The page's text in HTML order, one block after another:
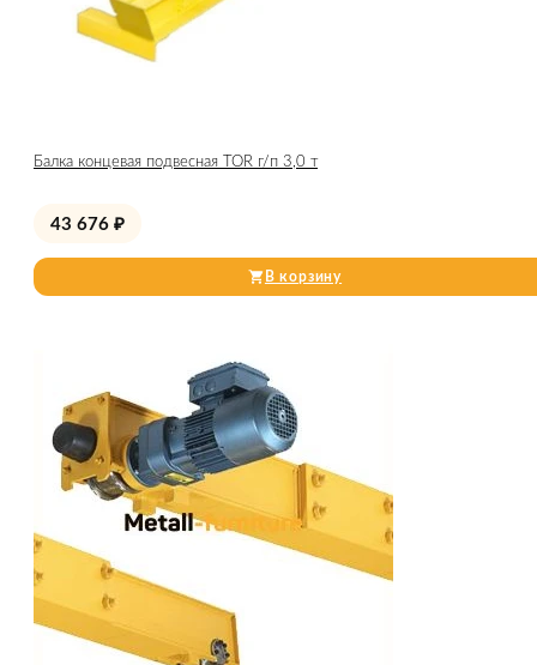
Балка концевая подвесная TOR г/п 3,0 т
43 676 ₽
В корзину